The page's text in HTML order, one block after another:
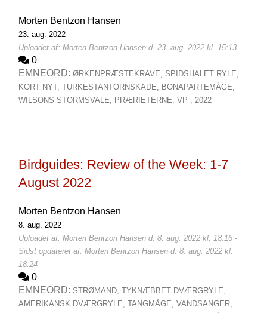
Morten Bentzon Hansen
23. aug. 2022
Uploadet af: Morten Bentzon Hansen d. 23. aug. 2022 kl. 15:13
0
EMNEORD: ØRKENPRÆSTEKRAVE, SPIDSHALET RYLE,
KORT NYT, TURKESTANTORNSKADE, BONAPARTEMÅGE,
WILSONS STORMSVALE, PRÆRIETERNE, VP , 2022
Birdguides: Review of the Week: 1-7
August 2022
Morten Bentzon Hansen
8. aug. 2022
Uploadet af: Morten Bentzon Hansen d. 8. aug. 2022 kl. 18:16 -
Sidst opdateret af: Morten Bentzon Hansen d. 8. aug. 2022 kl.
18:24
0
EMNEORD: STRØMAND, TYKNÆBBET DVÆRGRYLE,
AMERIKANSK DVÆRGRYLE, TANGMÅGE, VANDSANGER,